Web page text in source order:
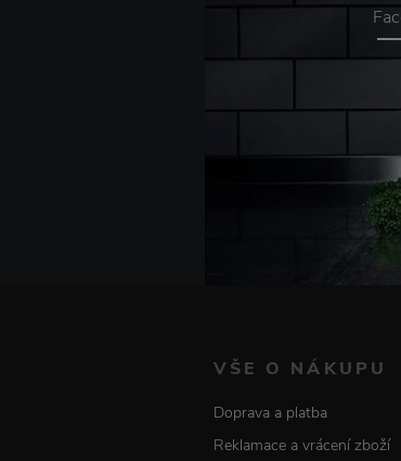
VŠE O NÁKUPU
Doprava a platba
Reklamace a vrácení zboží